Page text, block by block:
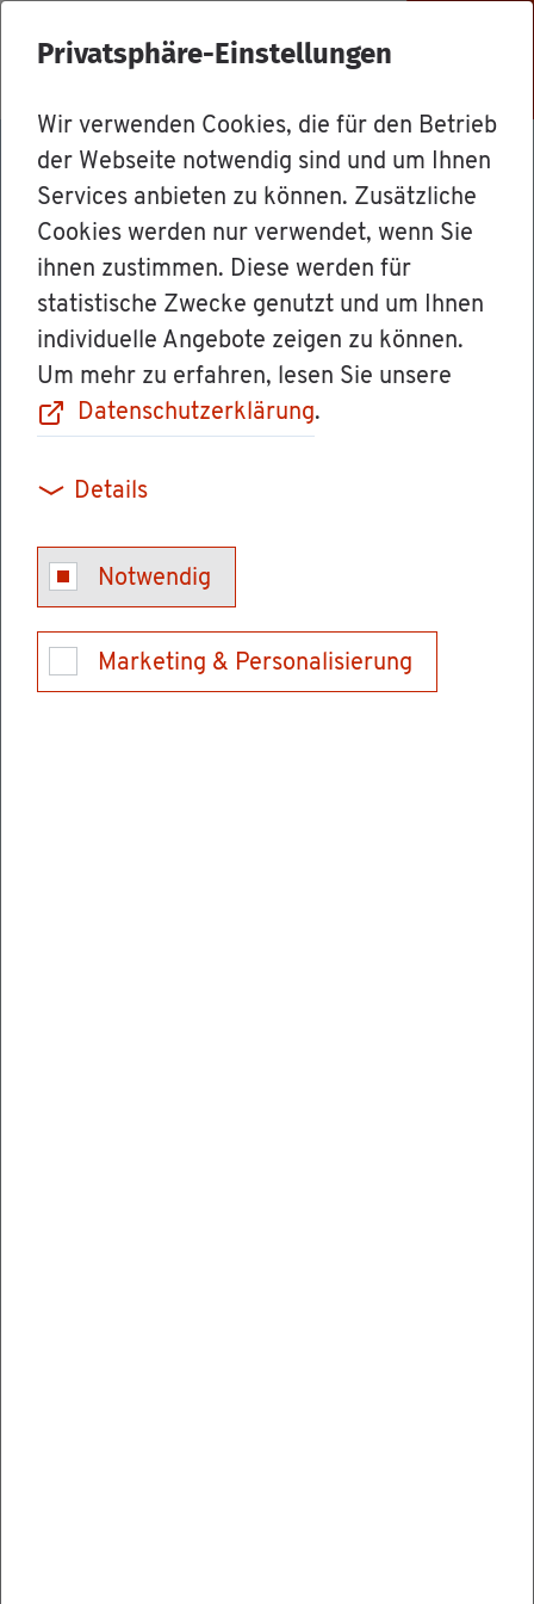
Privatsphäre-Einstellungen
Wir verwenden Cookies, die für den Betrieb
der Webseite notwendig sind und um Ihnen
Services anbieten zu können. Zusätzliche
Cookies werden nur verwendet, wenn Sie
ihnen zustimmen. Diese werden für
statistische Zwecke genutzt und um Ihnen
individuelle Angebote zeigen zu können.
Um mehr zu erfahren, lesen Sie unsere
Datenschutzerklärung.
Details
Notwendig
Marketing & Personalisierung